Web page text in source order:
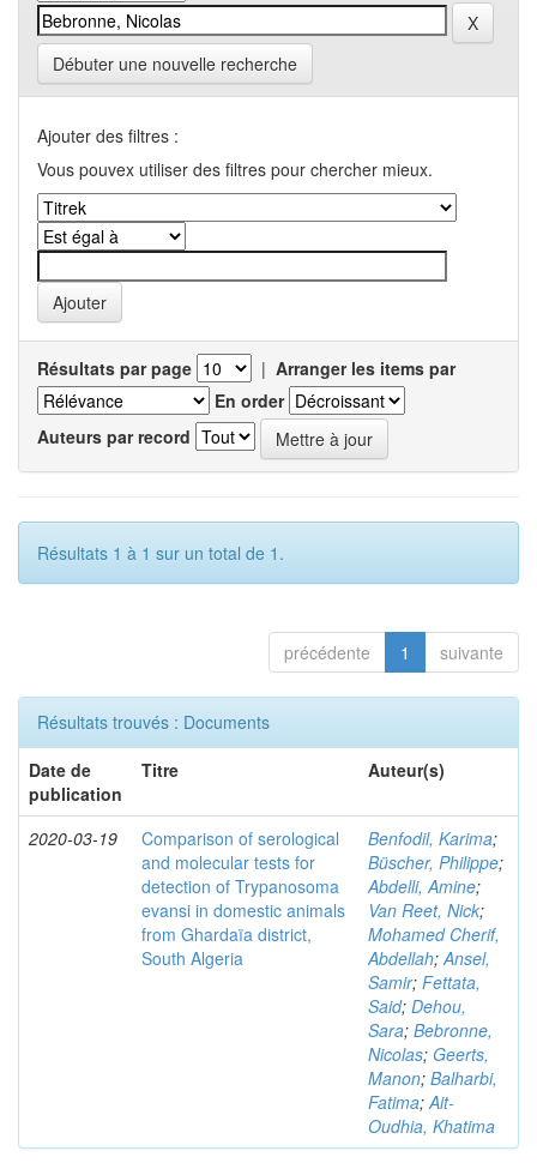
Débuter une nouvelle recherche
Ajouter des filtres :
Vous pouvex utiliser des filtres pour chercher mieux.
Résultats par page | Arranger les items par
En order
Auteurs par record
Résultats 1 à 1 sur un total de 1.
précédente 1 suivante
Résultats trouvés : Documents
Date de
publication
Titre Auteur(s)
2020-03-19
Comparison of serological
and molecular tests for
detection of Trypanosoma
evansi in domestic animals
from Ghardaïa district,
South Algeria
Benfodil, Karima;
Büscher, Philippe;
Abdelli, Amine;
Van Reet, Nick;
Mohamed Cherif,
Abdellah;Ansel,
Samir; Fettata,
Said; Dehou,
Sara; Bebronne,
Nicolas; Geerts,
Manon; Balharbi,
Fatima;Ait-
Oudhia, Khatima